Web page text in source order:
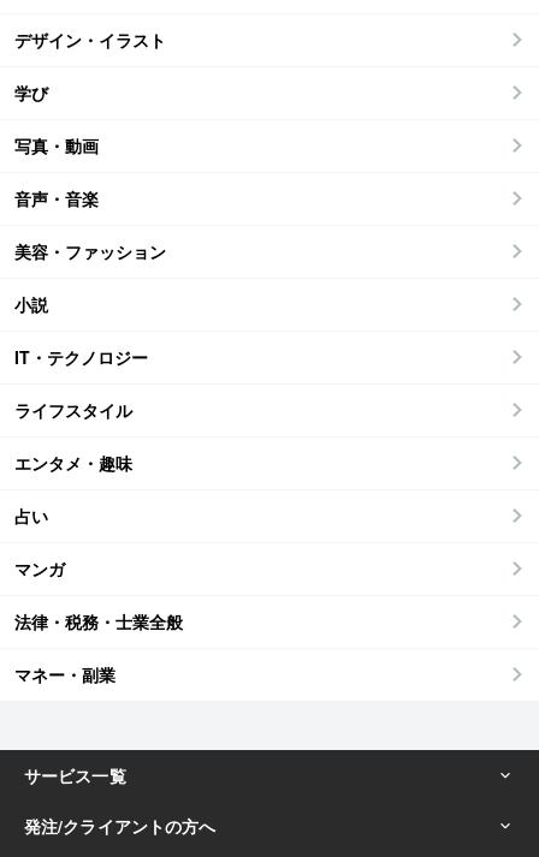
デザイン・イラスト
学び
写真・動画
音声・音楽
美容・ファッション
小説
IT・テクノロジー
ライフスタイル
エンタメ・趣味
占い
マンガ
法律・税務・士業全般
マネー・副業